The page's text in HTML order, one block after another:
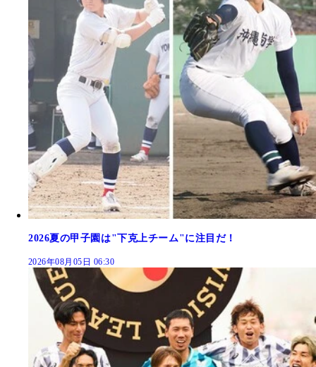
2026夏の甲子園は"下克上チーム"に注目だ！
2026年08月05日 06:30